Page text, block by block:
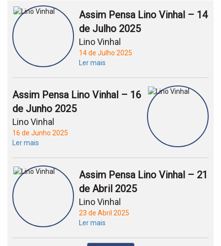
Assim Pensa Lino Vinhal – 14
de Julho 2025
Lino Vinhal
14 de Julho 2025
Ler mais
Assim Pensa Lino Vinhal – 16
de Junho 2025
Lino Vinhal
16 de Junho 2025
Ler mais
Assim Pensa Lino Vinhal – 21
de Abril 2025
Lino Vinhal
23 de Abril 2025
Ler mais